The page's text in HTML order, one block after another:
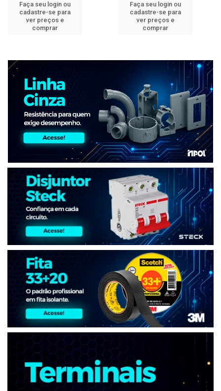
Faça seu login ou
cadastre-se para
ver preços e
comprar
Faça seu login ou
cadastre-se para
ver preços e
comprar